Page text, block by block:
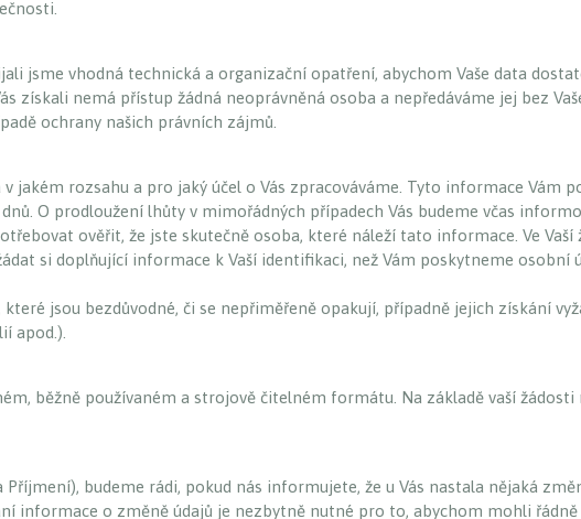
jsme vhodná technická a organizační opatření, abychom Vaše data
získali nemá přístup žádná neoprávněná osoba a nepředáváme jej bez
ochrany našich právních zájmů.
jakém rozsahu a pro jaký účel o Vás zpracováváme. Tyto informace Vám
O prodloužení lhůty v mimořádných případech Vás budeme včas
ověřit, že jste skutečně osoba, které náleží tato informace. Ve Vaší
si doplňující informace k Vaší identifikaci, než Vám poskytneme osobní
jsou bezdůvodné, či se nepřiměřeně opakují, případně jejich získání
apod.).
běžně používaném a strojově čitelném formátu. Na základě vaší
budeme rádi, pokud nás informujete, že u Vás nastala nějaká
informace o změně údajů je nezbytně nutné pro to, abychom mohli